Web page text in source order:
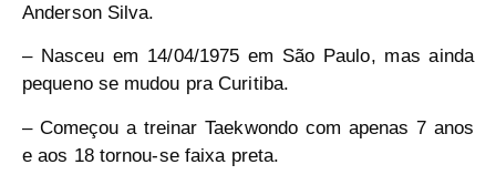
Anderson Silva.
– Nasceu em 14/04/1975 em São Paulo, mas ainda
pequeno se mudou pra Curitiba.
– Começou a treinar Taekwondo com apenas 7 anos
e aos 18 tornou-se faixa preta.